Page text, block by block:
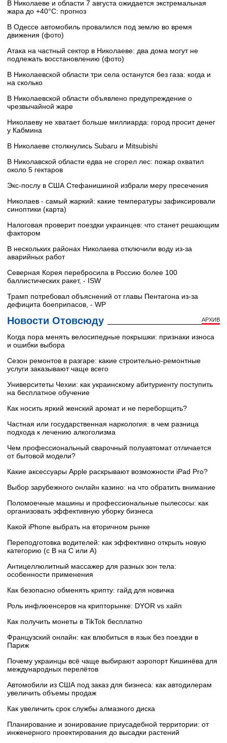
В Николаеве и области 7 августа ожидается экстремальная
жара до +40°C: прогноз
В Одессе автомобиль провалился под землю во время
движения (фото)
Атака на частный сектор в Николаеве: два дома могут не
подлежать восстановлению (фото)
В Николаевской области три села останутся без газа: когда и
на сколько
В Николаевской области объявлено предупреждение о
чрезвычайной жаре
Николаеву не хватает больше миллиарда: город просит денег
у Кабмина
В Николаеве столкнулись Subaru и Mitsubishi
В Николавской области едва не сгорел лес: пожар охватил
около 5 гектаров
Экс-послу в США Стефанишиной избрали меру пресечения
Николаев - самый жаркий: какие температуры зафиксировали
синоптики (карта)
Налоговая проверит поездки украинцев: что станет решающим
фактором
В нескольких районах Николаева отключили воду из-за
аварийных работ
Северная Корея перебросила в Россию более 100
баллистических ракет, - ISW
Трамп потребовал объяснений от главы Пентагона из-за
дефицита боеприпасов, - WP
Новости Отовсюду АРХИВ
Когда пора менять велосипедные покрышки: признаки износа
и ошибки выбора
Сезон ремонтов в разгаре: какие строительно-ремонтные
услуги заказывают чаще всего
Университеты Чехии: как украинскому абитуриенту поступить
на бесплатное обучение
Как носить яркий женский аромат и не переборщить?
Частная или государственная наркология: в чем разница
подхода к лечению алкоголизма
Чем профессиональный сварочный полуавтомат отличается
от бытовой модели?
Какие аксессуары Apple раскрывают возможности iPad Pro?
Выбор зарубежного онлайн казино: на что обратить внимание
Поломоечные машины и профессиональные пылесосы: как
организовать эффективную уборку бизнеса
Какой iPhone выбрать на вторичном рынке
Переподготовка водителей: как эффективно открыть новую
категорию (с B на C или А)
Антицеллюлитный массажер для разных зон тела:
особенности применения
Как безопасно обменять крипту: гайд для новичка
Роль инфлюенсеров на крипторынке: DYOR vs хайп
Как получить монеты в TikTok бесплатно
Французский онлайн: как влюбиться в язык без поездки в
Париж
Почему украинцы всё чаще выбирают аэропорт Кишинёва для
международных перелётов
Автомобили из США под заказ для бизнеса: как автодилерам
увеличить объемы продаж
Как увеличить срок службы алмазного диска
Планирование и зонирование приусадебной территории: от
инженерного проектирования до высадки растений